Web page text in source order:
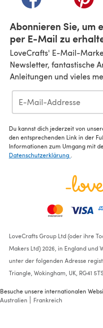
Abonnieren Sie, um
per E-Mail zu
LoveCrafts' E-Mail-
Newsletter, fantastische
Anleitungen und vieles
Du kannst dich jederzeit von
den entsprechenden Link in der
Informationen zum Umgang mit
Datenschutzerklärung
LoveCrafts Group Ltd (oder ihre
Makers Ltd) 2026, in England und
unter der folgenden Adresse
Triangle, Wokingham, UK, RG41
Besuche unsere internationalen
Australien
Frankreich